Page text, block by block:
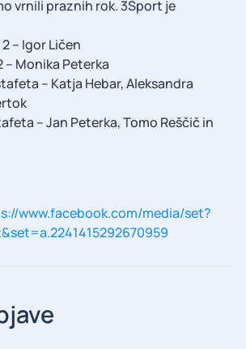
vrnili praznih rok. 3Šport je
– Igor Ličen
– Monika Peterka
– Katja Hebar, Aleksandra
– Jan Peterka, Tomo Reščič in
www.facebook.com/media/set?